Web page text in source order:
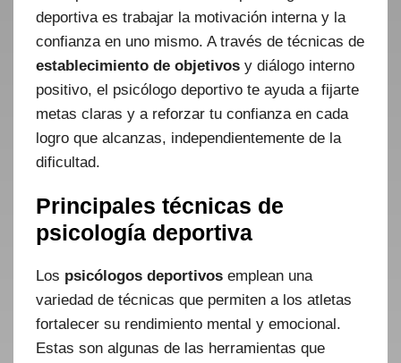
deportiva es trabajar la motivación interna y la
confianza en uno mismo. A través de técnicas de
establecimiento de objetivos y diálogo interno
positivo, el psicólogo deportivo te ayuda a fijarte
metas claras y a reforzar tu confianza en cada
logro que alcanzas, independientemente de la
dificultad.
Principales técnicas de
psicología deportiva
Los psicólogos deportivos emplean una
variedad de técnicas que permiten a los atletas
fortalecer su rendimiento mental y emocional.
Estas son algunas de las herramientas que